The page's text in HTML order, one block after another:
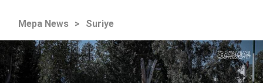
Mepa News > Suriye